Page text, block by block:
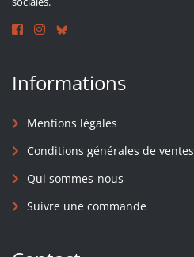
Informations
Mentions légales
Conditions générales de ventes
Qui sommes-nous
Suivre une commande